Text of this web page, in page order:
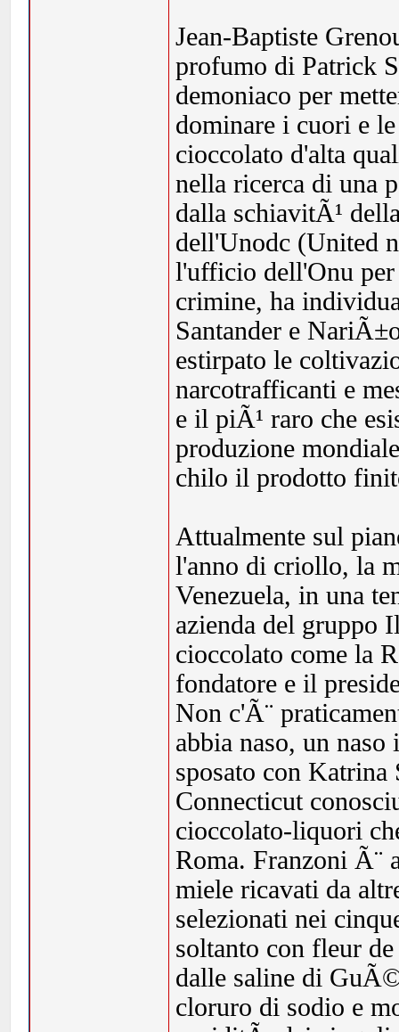
Jean-Baptiste
profumo di Patrick
demoniaco per
dominare i cuori e
cioccolato d'alta
nella ricerca di una
dalla schiavitÃ¹
dell'Unodc (United
l'ufficio dell'Onu per
crimine, ha
Santander e
estirpato le
narcotrafficanti e
e il piÃ¹ raro che
produzione
chilo il prodotto
Attualmente sul
l'anno di criollo, la
Venezuela, in una
azienda del gruppo
cioccolato come la
fondatore e il
Non c'Ã¨
abbia naso, un
sposato con Katrina
Connecticut
cioccolato-liquori
Roma. Franzoni Ã¨
miele ricavati da
selezionati nei
soltanto con fleur
dalle saline di
cloruro di sodio e